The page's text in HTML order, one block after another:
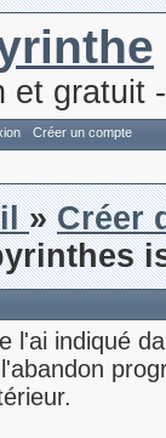
et gratuit
Créer un compte
»Créer
l'ai indiqué